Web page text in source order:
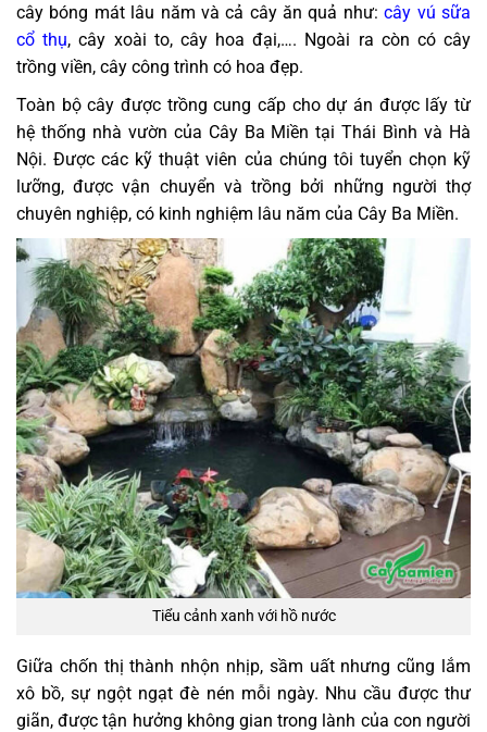
cây bóng mát lâu năm và cả cây ăn quả như:cây vú sữa
cổ thụ, cây xoài to, cây hoa đại,…. Ngoài ra còn có cây
trồng viền, cây công trình có hoa đẹp.
Toàn bộ cây được trồng cung cấp cho dự án được lấy từ
hệ thống nhà vườn của Cây Ba Miền tại Thái Bình và Hà
Nội. Được các kỹ thuật viên của chúng tôi tuyển chọn kỹ
lưỡng, được vận chuyển và trồng bởi những người thợ
chuyên nghiệp, có kinh nghiệm lâu năm của Cây Ba Miền.
Tiểu cảnh xanh với hồ nước
Giữa chốn thị thành nhộn nhịp, sầm uất nhưng cũng lắm
xô bồ, sự ngột ngạt đè nén mỗi ngày. Nhu cầu được thư
giãn, được tận hưởng không gian trong lành của con người